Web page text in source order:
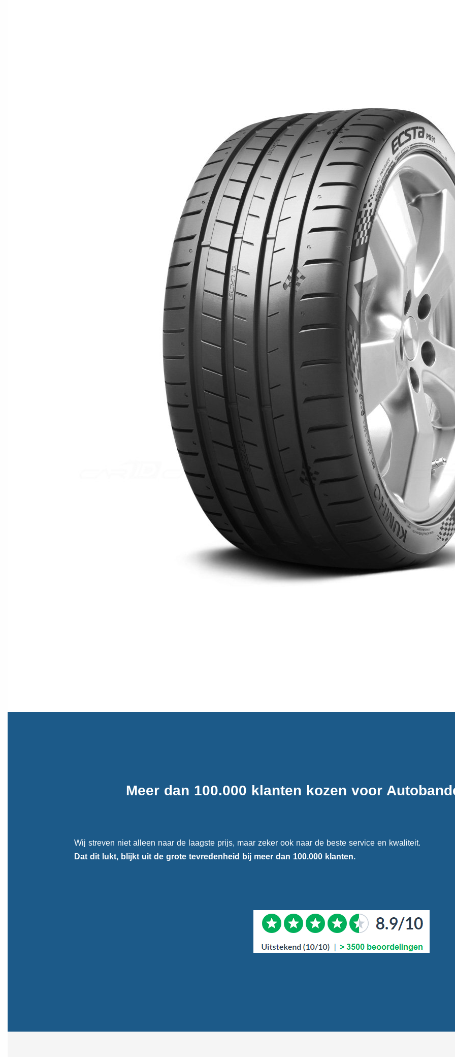
Meer dan 100.000 klanten kozen voor
Wij streven niet alleen naar de laagste prijs, maar zeker ook naar de beste service en kwaliteit.
Dat dit lukt, blijkt uit degrote tevredenheid bij meer dan 100.000 klanten.